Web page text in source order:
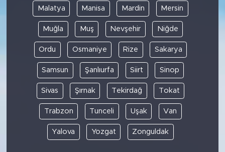
Malatya Manisa Mardin Mersin
Muğla Muş Nevşehir Niğde
Ordu Osmaniye Rize Sakarya
Samsun Şanlıurfa Siirt Sinop
Sivas Şırnak Tekirdağ Tokat
Trabzon Tunceli Uşak Van
Yalova Yozgat Zonguldak